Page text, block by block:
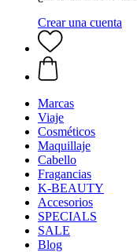
Crear una cuenta
Marcas
Viaje
Cosméticos
Maquillaje
Cabello
Fragancias
K-BEAUTY
Accesorios
SPECIALS
SALE
Blog